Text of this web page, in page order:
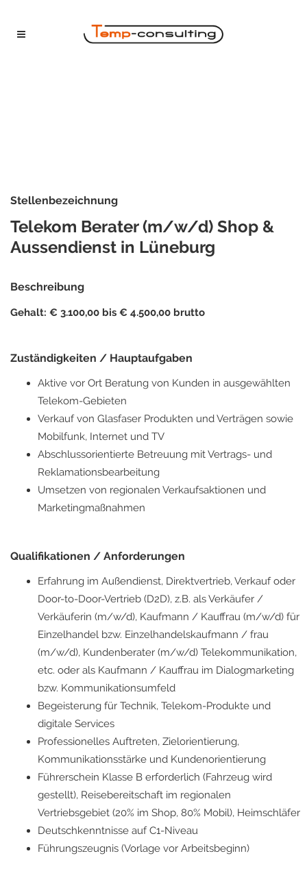
Stellenbezeichnung
Telekom Berater (m/w/d) Shop &
Aussendienst in Lüneburg
Beschreibung
Gehalt: € 3.100,00 bis € 4.500,00 brutto
Zuständigkeiten / Hauptaufgaben
Aktive vor Ort Beratung von Kunden in ausgewählten
Telekom-Gebieten
Verkauf von Glasfaser Produkten und Verträgen sowie
Mobilfunk, Internet und TV
Abschlussorientierte Betreuung mit Vertrags- und
Reklamationsbearbeitung
Umsetzen von regionalen Verkaufsaktionen und
Marketingmaßnahmen
Qualifikationen / Anforderungen
Erfahrung im Außendienst, Direktvertrieb, Verkauf oder
Door-to-Door-Vertrieb (D2D), z.B. als Verkäufer /
Verkäuferin (m/w/d), Kaufmann / Kauffrau (m/w/d) für
Einzelhandel bzw. Einzelhandelskaufmann / frau
(m/w/d), Kundenberater (m/w/d) Telekommunikation,
etc. oder als Kaufmann / Kauffrau im Dialogmarketing
bzw. Kommunikationsumfeld
Begeisterung für Technik, Telekom-Produkte und
digitale Services
Professionelles Auftreten, Zielorientierung,
Kommunikationsstärke und Kundenorientierung
Führerschein Klasse B erforderlich (Fahrzeug wird
gestellt), Reisebereitschaft im regionalen
Vertriebsgebiet (20% im Shop, 80% Mobil), Heimschläfer
Deutschkenntnisse auf C1-Niveau
Führungszeugnis (Vorlage vor Arbeitsbeginn)